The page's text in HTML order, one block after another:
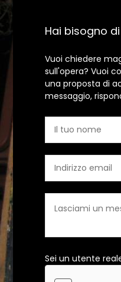
Hai bisogno
Vuoi chiedere
sull'opera? Vuoi
una proposta di
messaggio,
Sei un utente